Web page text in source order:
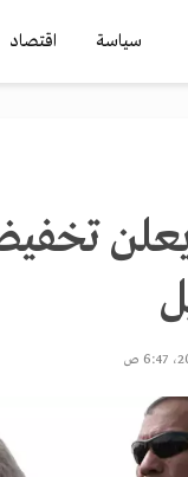
سياسة اقتصاد
يعلن